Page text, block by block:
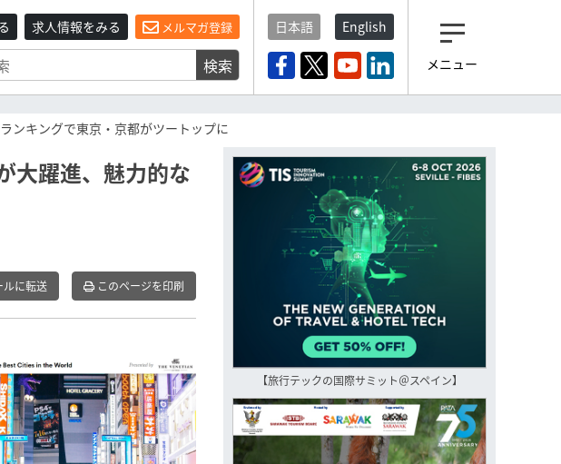
求人情報をみる メルマガ登録
検索
日本語 English
メニュー
ンキングで東京・京都がツートップに
大躍進、魅力的な
ルに転送 このページを印刷
【旅行テックの国際サミット＠スペイン】
観光産業ニュース「トラベ
登録済みですよね？
もし未だ登録していないなら…
いますぐ登録する